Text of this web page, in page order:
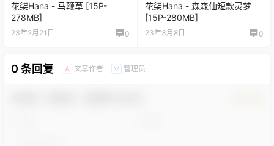
花柒Hana - 马鞭草 [15P-
278MB]
23年2月21日 0
花柒Hana - 森森仙短款灵梦
[15P-280MB]
23年3月8日 0
0 条回复 A 文章作者 M 管理员